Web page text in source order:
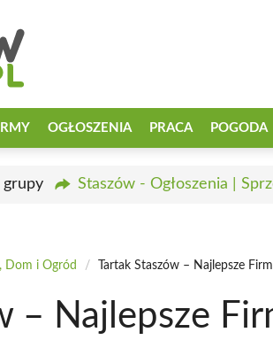
OGŁOSZENIA PRACA POGODA
grupy Staszów - Ogłoszenia |
Dom i Ogród / Tartak Staszów – Najlepsze
– Najlepsze